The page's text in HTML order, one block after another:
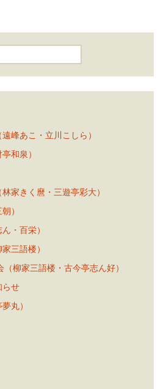
峰あこ・立川こしら）
和泉）
家きく麿・三遊亭彩大）
）
・百栄）
三語楼）
柳家三語楼・古今亭志ん好）
らせ
丸）